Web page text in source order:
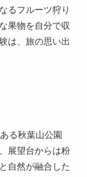
るフルーツ狩り
果物を自分で収
は、旅の思い出
る秋葉山公園
展望台からは粉
自然が融合した